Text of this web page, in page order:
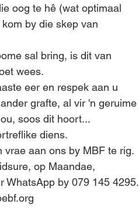
oog te hê (wat optimaal
by die skep van
sal bring, is dit van
wees.
eer en respek aan u
grafte, al vir 'n geruime
soos dit hoort...
diens.
aan ons by MBF te rig.
op Maandae,
WhatsApp by 079 145 4295.